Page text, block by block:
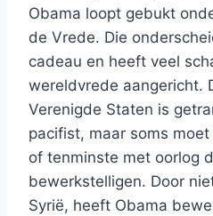
Obama loopt gebukt
de Vrede. Die
cadeau en heeft veel
wereldvrede aangericht.
Verenigde Staten is
pacifist, maar soms
of tenminste met oorlog
bewerkstelligen. Door
Syrië, heeft Obama